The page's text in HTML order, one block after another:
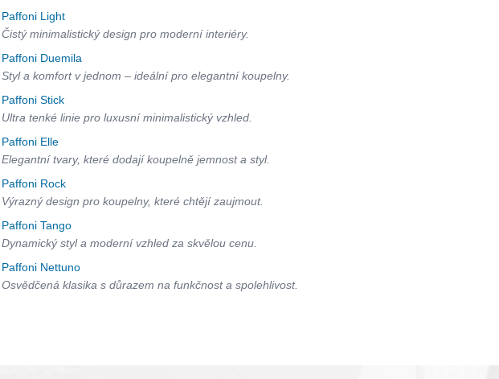
Paffoni Light
Čistý minimalistický design pro moderní interiéry.
Paffoni Duemila
Styl a komfort v jednom – ideální pro elegantní koupelny.
Paffoni Stick
Ultra tenké linie pro luxusní minimalistický vzhled.
Paffoni Elle
Elegantní tvary, které dodají koupelně jemnost a styl.
Paffoni Rock
Výrazný design pro koupelny, které chtějí zaujmout.
Paffoni Tango
Dynamický styl a moderní vzhled za skvělou cenu.
Paffoni Nettuno
Osvědčená klasika s důrazem na funkčnost a spolehlivost.